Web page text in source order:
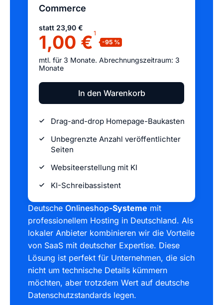
Commerce
statt 23,90 €
1,00 € 1
mtl. für 3 Monate. Abrechnungszeitraum: 3
Monate
In den Warenkorb
Drag-and-drop Homepage-Baukasten
Unbegrenzte Anzahl veröffentlichter
Seiten
Websiteerstellung mit KI
KI-Schreibassistent
Deutsche Onlineshop-Systeme mit
professionellem Hosting in Deutschland. Als
lokaler Anbieter kombinieren wir die Vorteile
von SaaS mit deutscher Expertise. Diese
Lösung ist perfekt für Unternehmen, die sich
nicht um technische Details kümmern
möchten, aber trotzdem Wert auf deutsche
Datenschutzstandards legen.